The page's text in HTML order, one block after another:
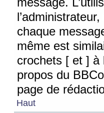
chaque
même est
crochets [ et ] à
propos du
page de
Haut